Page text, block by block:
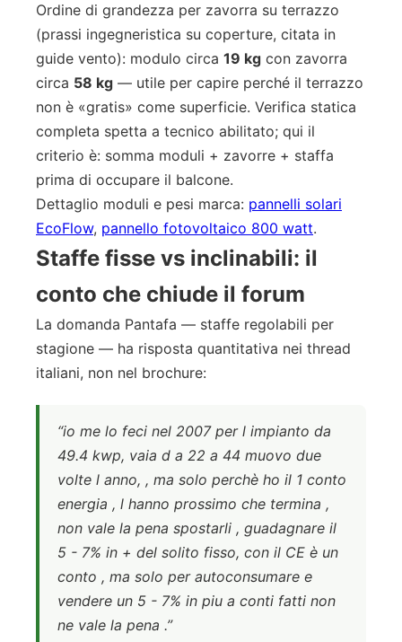
Ordine di grandezza per zavorra su terrazzo
(prassi ingegneristica su coperture, citata in
guide vento): modulo circa 19 kg con zavorra
circa 58 kg — utile per capire perché il terrazzo
non è «gratis» come superficie. Verifica statica
completa spetta a tecnico abilitato; qui il
criterio è: somma moduli + zavorre + staffa
prima di occupare il balcone.
Dettaglio moduli e pesi marca: pannelli solari
EcoFlow, pannello fotovoltaico 800 watt.
Staffe fisse vs inclinabili: il
conto che chiude il forum
La domanda Pantafa — staffe regolabili per
stagione — ha risposta quantitativa nei thread
italiani, non nel brochure:
“io me lo feci nel 2007 per l impianto da
49.4 kwp, vaia d a 22 a 44 muovo due
volte l anno, , ma solo perchè ho il 1 conto
energia , l hanno prossimo che termina ,
non vale la pena spostarli , guadagnare il
5 - 7% in + del solito fisso, con il CE è un
conto , ma solo per autoconsumare e
vendere un 5 - 7% in piu a conti fatti non
ne vale la pena .”